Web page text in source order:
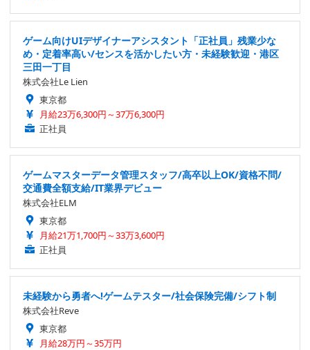
ゲーム向けUIデザイナーアシスタント「正社員」残業少な
め・定着率高い/センスを活かしたい方・未経験歓迎・港区
三田一丁目
株式会社Le Lien
東京都
月給23万6,300円～37万6,300円
正社員
ゲームマスターデータ管理スタッフ/高卒以上OK/資格不問/
交通費全額支給/IT業界デビュー
株式会社ELM
東京都
月給21万1,700円～33万3,600円
正社員
未経験から勇者へ!ゲームテスター/社会保険完備/シフト制
株式会社Reve
東京都
月給28万円～35万円